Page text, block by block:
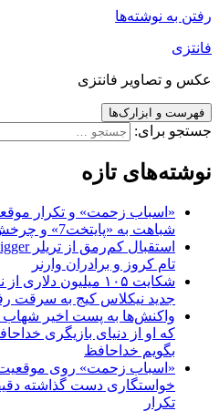
رفتن به نوشته‌ها
فانتزی
عکس و تصاویر فانتزی
فهرست و ابزارک‌ها
جستجو برای:
نوشته‌های تازه
«اسباب زحمت» و تکرار
شباهت به «پایتخت7» و چرخش بر مدار تکرار
تام کروز و برادران وارنر
شکایت ۱۰۵ میلیون
جدید نیکلاس کیج به سرقت
واکنش‌ها به پست اخیر شهاب
که او از دنیای بازیگری
بگویم خداحافظ
«اسباب زحمت» روی موقعیت
تکرار